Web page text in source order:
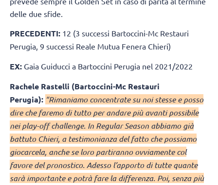
delle due sfide.
PRECEDENTI: 12 (3 successi Bartoccini-Mc Restauri
Perugia, 9 successi Reale Mutua Fenera Chieri)
EX: Gaia Guiducci a Bartoccini Perugia nel 2021/2022
Rachele Rastelli (Bartoccini-Mc Restauri
Perugia): “Rimaniamo concentrate su noi stesse e posso
dire che faremo di tutto per andare più avanti possibile
nei play-off challenge. In Regular Season abbiamo già
battuto Chieri, a testimonianza del fatto che possiamo
giocarcela, anche se loro partiranno ovviamente col
favore del pronostico. Adesso l’apporto di tutte quante
sarà importante e potrà fare la differenza. Poi, senza più